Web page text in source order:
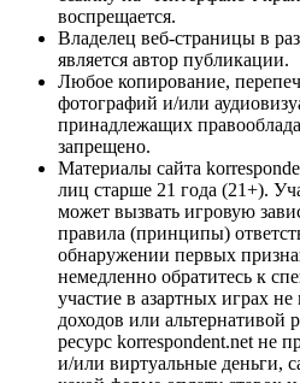
воспрещается.
Владелец веб-страницы в
является автор публикации.
Любое копирование,
фотографий и/или
принадлежащих
запрещено.
Материалы сайта
лиц старше 21 года (21+).
может вызвать игровую
правила (принципы)
обнаружении первых
немедленно обратитесь к
участие в азартных играх
доходов или
ресурс korrespondent.net не
и/или виртуальные деньги,